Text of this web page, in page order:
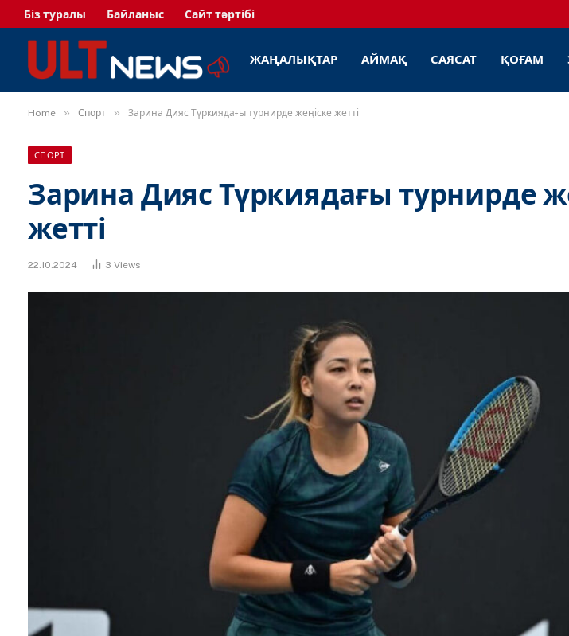
Біз туралы Байланыс Сайт тәртібі
ЖАҢАЛЫҚТАР АЙМАҚ САЯСАТ ҚОҒАМ
Home » Спорт » Зарина Дияс Түркиядағы турнирде жеңіске жетті
СПОРТ
Зарина Дияс Түркиядағы турнирде
жетті
22.10.2024 3 Views